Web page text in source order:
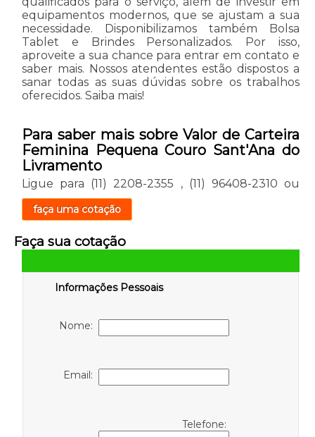
equipamentos modernos, que se ajustam a sua
necessidade. Disponibilizamos também Bolsa
Tablet e Brindes Personalizados. Por isso,
aproveite a sua chance para entrar em contato e
saber mais. Nossos atendentes estão dispostos a
sanar todas as suas dúvidas sobre os trabalhos
oferecidos. Saiba mais!
Para saber mais sobre Valor de Carteira
Feminina Pequena Couro Sant'Ana do
Livramento
Ligue para (11) 2208-2355 , (11) 96408-2310 ou
faça uma cotação
Faça sua cotação
Informações Pessoais
Nome:
Email:
Telefone: